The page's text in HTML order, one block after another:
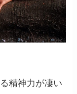
精神力が凄い